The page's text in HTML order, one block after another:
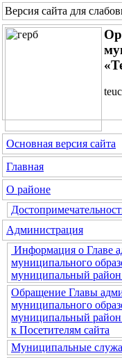
Версия сайта для
Основная версия сайта
Главная
О районе
Администрация
Информация о Главе
муниципального
муниципальный
Обращение Главы
муниципального
муниципальный
к Посетителям сайта
Муниципальные